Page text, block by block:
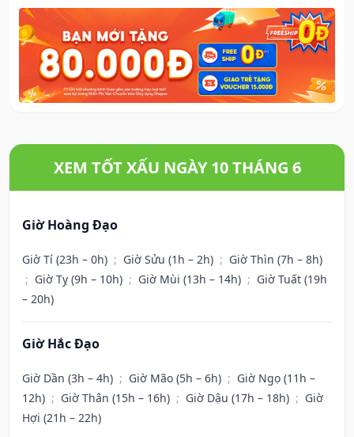
XEM TỐT XẤU NGÀY 10 THÁNG 6
Giờ Hoàng Đạo
Giờ Tí (23h – 0h) ; Giờ Sửu (1h – 2h) ; Giờ Thìn (7h – 8h)
; Giờ Tỵ (9h – 10h) ; Giờ Mùi (13h – 14h) ; Giờ Tuất (19h
– 20h)
Giờ Hắc Đạo
Giờ Dần (3h – 4h) ; Giờ Mão (5h – 6h) ; Giờ Ngọ (11h –
12h) ; Giờ Thân (15h – 16h) ; Giờ Dậu (17h – 18h) ; Giờ
Hợi (21h – 22h)